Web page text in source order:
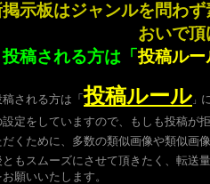
掲示板はジャンルを問わ
おいで
投稿される方は「投稿ルー
稿される方は 「投稿ルール 」
定をしていますので、もしも投稿が
くために、多数の類似画像や類似画
もスムーズにさせて頂きたく、転送
願いいたします。